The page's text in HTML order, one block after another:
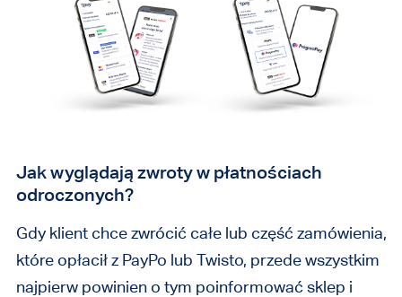
Jak wyglądają zwroty w płatnościach
odroczonych?
Gdy klient chce zwrócić całe lub część zamówienia,
które opłacił z PayPo lub Twisto, przede wszystkim
najpierw powinien o tym poinformować sklep i